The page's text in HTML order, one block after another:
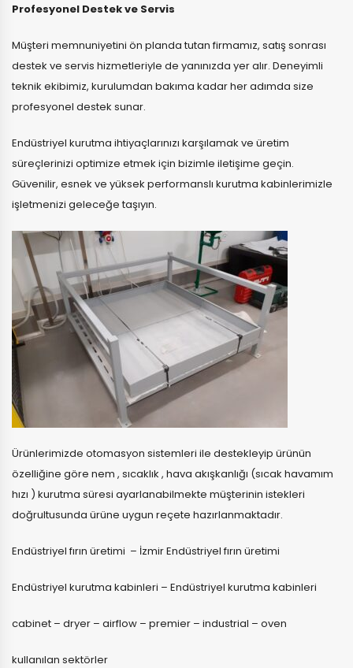
Profesyonel Destek ve Servis
Müşteri memnuniyetini ön planda tutan firmamız, satış sonrası
destek ve servis hizmetleriyle de yanınızda yer alır. Deneyimli
teknik ekibimiz, kurulumdan bakıma kadar her adımda size
profesyonel destek sunar.
Endüstriyel kurutma ihtiyaçlarınızı karşılamak ve üretim
süreçlerinizi optimize etmek için bizimle iletişime geçin.
Güvenilir, esnek ve yüksek performanslı kurutma kabinlerimizle
işletmenizi geleceğe taşıyın.
Ürünlerimizde otomasyon sistemleri ile destekleyip ürünün
özelliğine göre nem , sıcaklık , hava akışkanlığı (sıcak havamım
hızı ) kurutma süresi ayarlanabilmekte müşterinin istekleri
doğrultusunda ürüne uygun reçete hazırlanmaktadır.
Endüstriyel fırın üretimi – İzmir Endüstriyel fırın üretimi
Endüstriyel kurutma kabinleri – Endüstriyel kurutma kabinleri
cabinet – dryer – airflow – premier – industrial – oven
kullanılan sektörler